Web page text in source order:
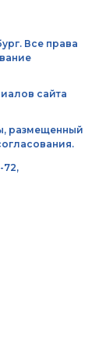
Все права
сайта
размещенный
72,